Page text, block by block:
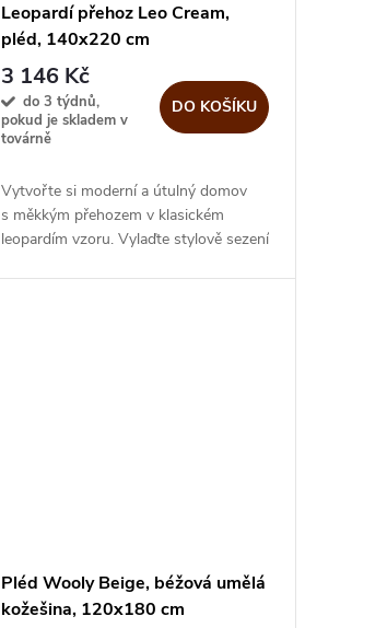
Leopardí přehoz Leo Cream,
pléd, 140x220 cm
3 146 Kč
do 3 týdnů,
pokud je skladem v
továrně
DO KOŠÍKU
Vytvořte si moderní a útulný domov
s měkkým přehozem v klasickém
leopardím vzoru. Vylaďte stylově sezení
Pléd Wooly Beige, béžová umělá
kožešina, 120x180 cm